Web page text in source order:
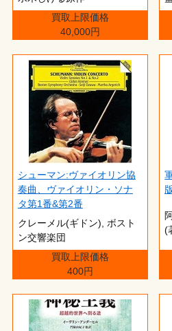
買取上限価格
40,000円
シューマン:ヴァイオリン協
奏曲、ヴァイオリン・ソナ
タ第1番&第2番
クレーメル(ギドン), ボスト
ン交響楽団
買取上限価格
400円
(